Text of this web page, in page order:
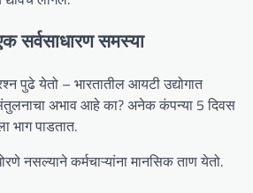
सर्वसाधारण समस्या
पुढे येतो – भारतातील आयटी उद्योगात
अभाव आहे का? अनेक कंपन्या 5 दिवस
भाग पाडतात.
नसल्याने कर्मचाऱ्यांना मानसिक ताण येतो.